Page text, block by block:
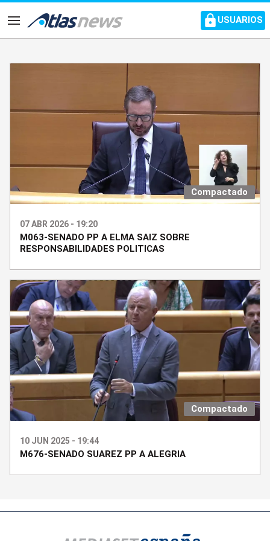
common.go-to-content
Navegación
USUARIOS
Compactado
07 ABR 2026 - 19:20
M063-SENADO PP A ELMA SAIZ SOBRE
RESPONSABILIDADES POLITICAS
Compactado
10 JUN 2025 - 19:44
M676-SENADO SUAREZ PP A ALEGRIA